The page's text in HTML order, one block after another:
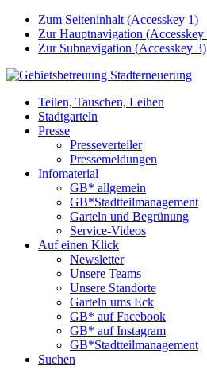
Zum Seiteninhalt (Accesskey 1)
Zur Hauptnavigation (Accesskey
Zur Subnavigation (Accesskey 3)
Teilen, Tauschen, Leihen
Stadtgarteln
Presse
Presseverteiler
Pressemeldungen
Infomaterial
GB* allgemein
GB*Stadtteilmanagement
Garteln und Begrünung
Service-Videos
Auf einen Klick
Newsletter
Unsere Teams
Unsere Standorte
Garteln ums Eck
GB* auf Facebook
GB* auf Instagram
GB*Stadtteilmanagement
Suchen